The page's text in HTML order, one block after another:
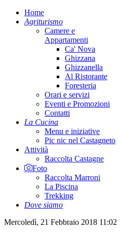
Home
Agriturismo
Camere e
Appartamenti
Ca' Nova
Ghizzana
Ghizzanella
Al Ristorante
Foresteria
Orari e servizi
Eventi e Promozioni
Contatti
La Cucina
Menu e iniziative
Pic nic nel Castagneto
Attività
Raccolta Castagne
Foto
Raccolta Marroni
La Piscina
Trekking
Dove siamo
Mercoledì, 21 Febbraio 2018 11:02